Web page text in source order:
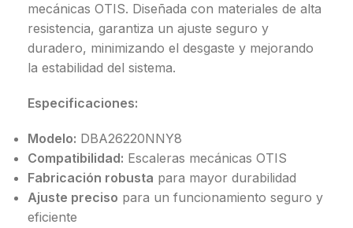
mecánicas OTIS. Diseñada con materiales de alta
resistencia, garantiza un ajuste seguro y
duradero, minimizando el desgaste y mejorando
la estabilidad del sistema.
Especificaciones:
Modelo: DBA26220NNY8
Compatibilidad: Escaleras mecánicas OTIS
Fabricación robusta para mayor durabilidad
Ajuste preciso para un funcionamiento seguro y
eficiente